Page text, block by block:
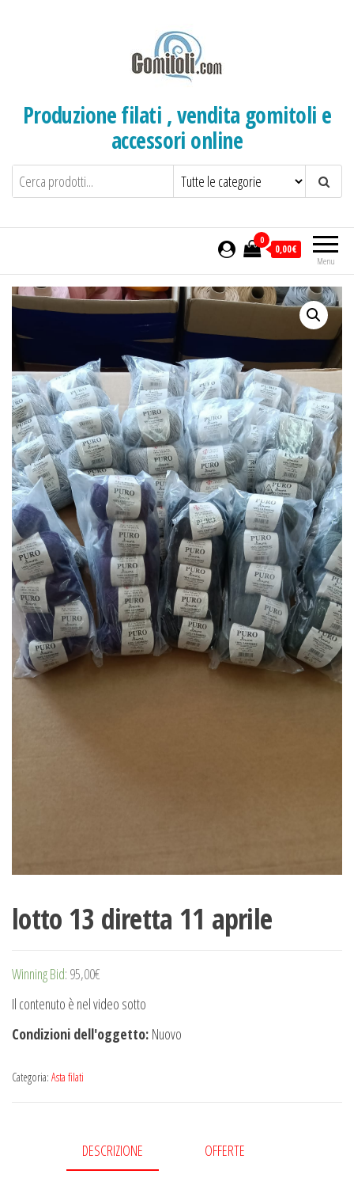
Produzione filati , vendita gomitoli e
accessori online
Menu
0
0,00€
lotto 13 diretta 11 aprile
Winning Bid: 95,00€
Il contenuto è nel video sotto
Condizioni dell'oggetto: Nuovo
Categoria: Asta filati
DESCRIZIONE OFFERTE